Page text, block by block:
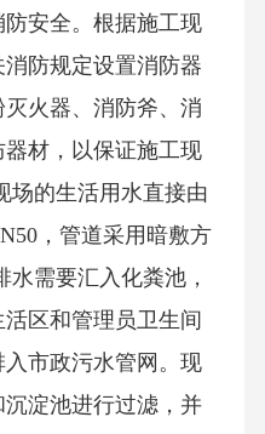
安全。根据施工现
防规定设置消防器
火器、消防斧、消
材，以保证施工现
场的生活用水直接由
，管道采用暗敷方
需要汇入化粪池，
区和管理员卫生间
市政污水管网。现
淀池进行过滤，并